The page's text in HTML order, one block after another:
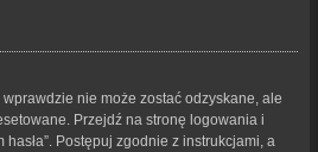
nie może zostać odzyskane, ale
Przejdź na stronę logowania i
Postępuj zgodnie z instrukcjami, a